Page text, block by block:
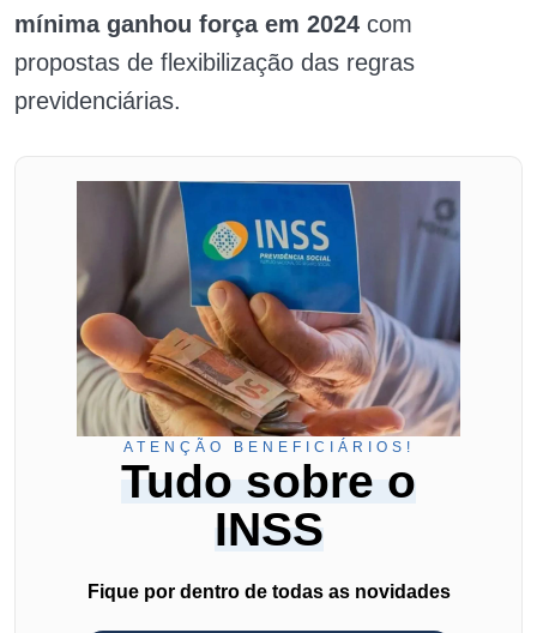
mínima ganhou força em 2024 com
propostas de flexibilização das regras
previdenciárias.
ATENÇÃO BENEFICIÁRIOS!
Tudo sobre o
INSS
Fique por dentro de todas as novidades